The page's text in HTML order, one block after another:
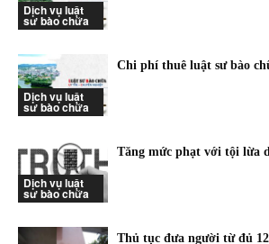
Dịch vụ luật
sư bào chữa
Dịch vụ luật
sư bào chữa
Chi phí thuê luật sư bào
Dịch vụ luật
sư bào chữa
Tăng mức phạt với tội lừa
Thủ tục đưa người từ đủ